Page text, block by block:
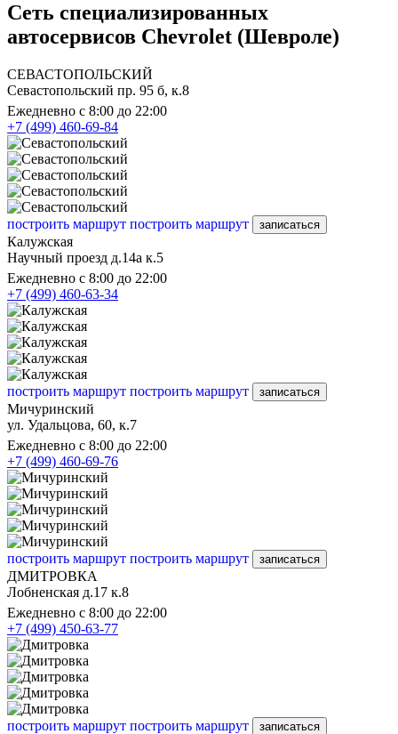
Сеть специализированных
автосервисов Chevrolet (Шевроле)
СЕВАСТОПОЛЬСКИЙ
Севастопольский пр. 95 б, к.8
Ежедневно с 8:00 до 22:00
+7 (499) 460-69-84
построить маршрут построить маршрут записаться
Калужская
Научный проезд д.14а к.5
Ежедневно с 8:00 до 22:00
+7 (499) 460-63-34
построить маршрут построить маршрут записаться
Мичуринский
ул. Удальцова, 60, к.7
Ежедневно с 8:00 до 22:00
+7 (499) 460-69-76
построить маршрут построить маршрут записаться
ДМИТРОВКА
Лобненская д.17 к.8
Ежедневно с 8:00 до 22:00
+7 (499) 450-63-77
построить маршрут построить маршрут записаться